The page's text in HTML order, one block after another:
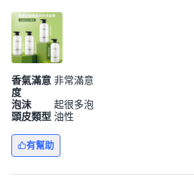
香氣滿意
度
非常滿意
泡沫
起很多泡
頭皮類型 油性
有幫助